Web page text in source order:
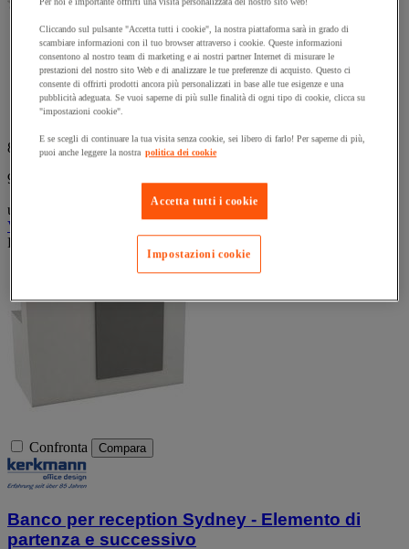
stelle.
stelle.
Banco per reception Bari con profondità di 80 cm.
Struttura modulare in legno e acciaio.
Realizzato con pannelli in legno melamminico con bordi in
ABS.
Dispone di un'uscita per cavi nel ripiano della scrivania.
Con facciata decorata con strisce in acciaio inossidabile.
809,00 €IVA Escl.
986,98 € IVA incl.
unità
Vedi le 2 opzioni
Prodotto temporaneamente non disponibile, tornerà presto.
Confronta Compara
Banco per reception Sydney - Elemento di
partenza e successivo
Cliccando sul pulsante "Accetta tutti i cookie", la nostra piattaforma sarà in grado di
scambiare informazioni con il tuo browser attraverso i cookie. Queste informazioni
consentono al nostro team di marketing e ai nostri partner Internet di misurare le
prestazioni del nostro sito Web e di analizzare le tue preferenze di acquisto. Questo ci
consente di offrirti prodotti ancora più personalizzati in base alle tue esigenze e una
pubblicità adeguata. Se vuoi saperne di più sulle finalità di ogni tipo di cookie, clicca su
"impostazioni cookie".
E se scegli di continuare la tua visita senza cookie, sei libero di farlo! Per saperne di più,
puoi anche leggere la nostra politica dei cookie
Accetta tutti i cookie
Impostazioni cookie